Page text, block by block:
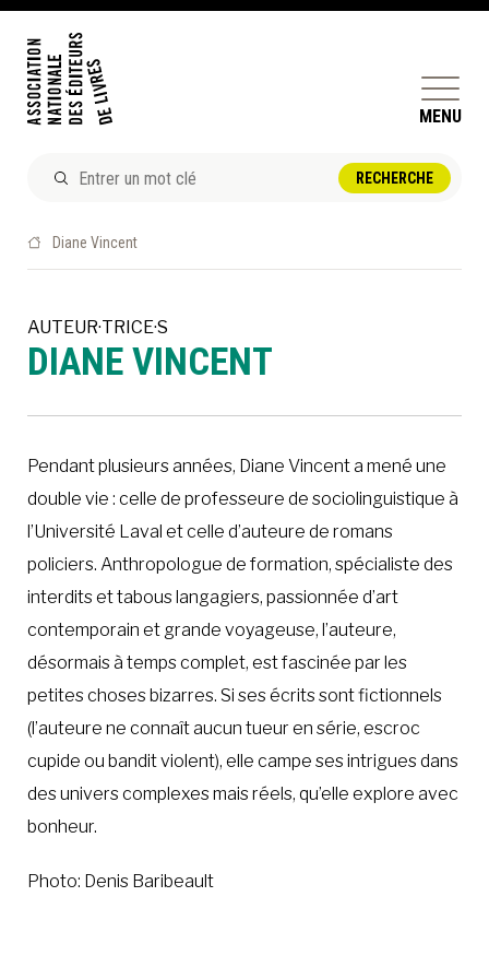
MENU
DOSSIERS ET ENJEUX
PERFECTIONNEMENT
ET SERVICES AUX MEMBRES
À LA POINTE DE LA PROFESSION
RÉPERTOIRE DES MEMBRES
CALENDRIER
À PROPOS DEVENIR MEMBRE
Diane Vincent
AUTEUR·TRICE·S
DIANE VINCENT
Pendant plusieurs années, Diane Vincent a mené une
double vie : celle de professeure de sociolinguistique à
l’Université Laval et celle d’auteure de romans
policiers. Anthropologue de formation, spécialiste des
interdits et tabous langagiers, passionnée d’art
contemporain et grande voyageuse, l’auteure,
désormais à temps complet, est fascinée par les
petites choses bizarres. Si ses écrits sont fictionnels
(l’auteure ne connaît aucun tueur en série, escroc
cupide ou bandit violent), elle campe ses intrigues dans
des univers complexes mais réels, qu’elle explore avec
bonheur.
Photo: Denis Baribeault